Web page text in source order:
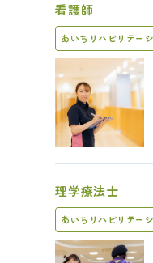
看護師
あいちリハビリテー
理学療法士
あいちリハビリテー